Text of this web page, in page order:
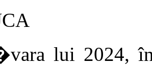
lui 2024,